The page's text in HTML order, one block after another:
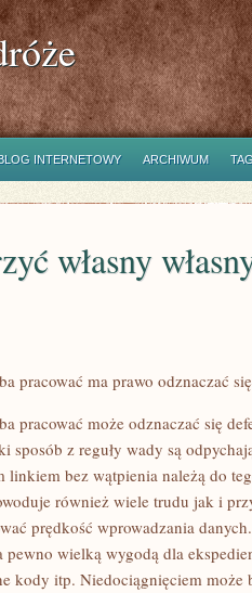
INTERNETOWY ARCHIWUM
własny
pracować ma prawo odznaczać się
pracować może odznaczać się
z reguły wady są
bez wątpienia należą do
również wiele trudu jak i
prędkość wprowadzania
wielką wygodą dla
kody itp. Niedociągnięciem może